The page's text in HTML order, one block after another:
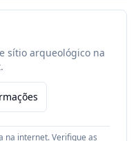
sítio arqueológico na
na internet. Verifique as